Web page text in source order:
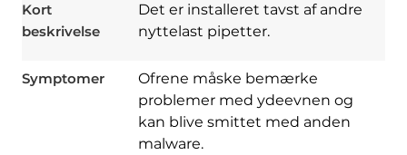
Kort
beskrivelse
Det er installeret tavst af andre
nyttelast pipetter.
Symptomer
Ofrene måske bemærke
problemer med ydeevnen og
kan blive smittet med anden
malware.